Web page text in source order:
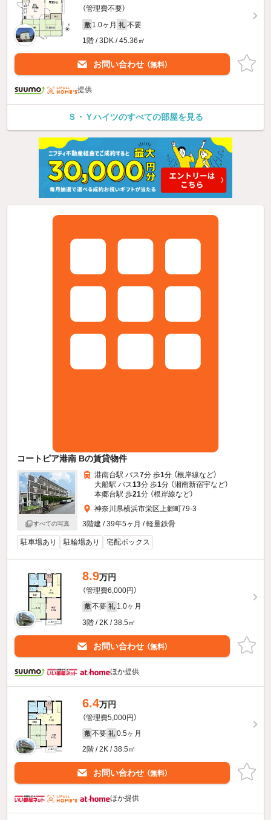
（管理費不要）
敷 1.0ヶ月 礼 不要
1階 / 3DK / 45.36㎡
お問い合わせ （無料）
提供
Ｓ・Ｙハイツのすべての部屋を見る
コートピア港南 Bの賃貸物件
すべての写真
港南台駅 バス7分 歩1分 （根岸線など）
大船駅 バス13分 歩1分 （湘南新宿宇など）
本郷台駅 歩21分 （根岸線など）
神奈川県横浜市栄区上郷町79-3
3階建 / 39年5ヶ月 / 軽量鉄骨
駐車場あり 駐輪場あり 宅配ボックス
8.9万円
（管理費6,000円）
敷 不要 礼 1.0ヶ月
3階 / 2K / 38.5㎡
お問い合わせ （無料）
ほか提供
6.4万円
（管理費5,000円）
敷 不要 礼 0.5ヶ月
2階 / 2K / 38.5㎡
お問い合わせ （無料）
ほか提供